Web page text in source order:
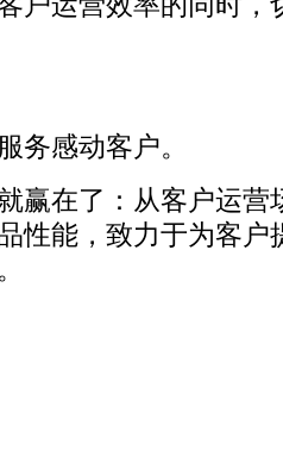
务感动客户。
赢在了：从客户运营
性能，致力于为客户